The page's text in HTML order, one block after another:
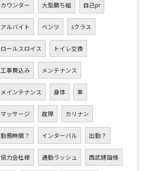
カウンター 大型勝ち組 自己pr
アルバイト ベンツ sクラス
ロールスロイス トイレ交換
工事費込み メンテナンス
メインテナンス 身体 車
マッサージ 故障 カリナン
勤務時間？ インターバル 出勤？
協力会社様 通勤ラッシュ 西武建設様